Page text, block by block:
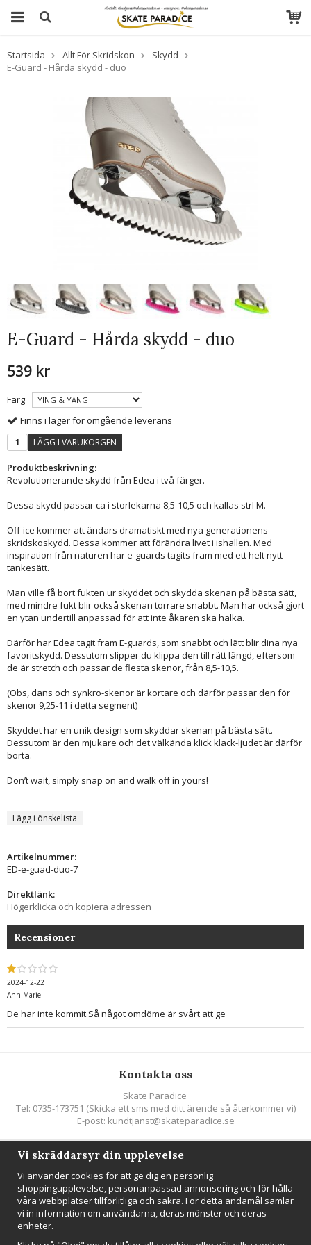
Startsida Allt För Skridskon
Skydd
E-Guard - Hårda skydd - duo
E-Guard - Hårda skydd - duo
539 kr
Färg
Finns i lager för omgående leverans
LÄGG I VARUKORGEN
Produktbeskrivning:
Revolutionerande skydd från Edea i två färger.
Dessa skydd passar ca i storlekarna 8,5-10,5 och kallas strl M.
Off-ice kommer att ändars dramatiskt med nya generationens
skridskoskydd. Dessa kommer att förändra livet i ishallen. Med
inspiration från naturen har e-guards tagits fram med ett helt nytt
tankesätt.
Man ville få bort fukten ur skyddet och skydda skenan på bästa sätt,
med mindre fukt blir också skenan torrare snabbt. Man har också gjort
en ytan undertill anpassad för att inte åkaren ska halka.
Därför har Edea tagit fram E-guards, som snabbt och lätt blir dina nya
favoritskydd. Dessutom slipper du klippa den till rätt längd, eftersom
de är stretch och passar de flesta skenor, från 8,5-10,5.
(Obs, dans och synkro-skenor är kortare och därför passar den för
skenor 9,25-11 i detta segment)
Skyddet har en unik design som skyddar skenan på bästa sätt.
Dessutom är den mjukare och det välkända klick klack-ljudet är därför
borta.
Don’t wait, simply snap on and walk off in yours!
Lägg i önskelista
Artikelnummer:
ED-e-guad-duo-7
Direktlänk:
Högerklicka och kopiera adressen
Recensioner
2024-12-22
Ann-Marie
De har inte kommit.Så något omdöme är svårt att ge
Kontakta oss
Skate Paradice
Tel: 0735-173751 (Skicka ett sms med ditt ärende så återkommer vi)
E-post: kundtjanst@skateparadice.se
Följ oss
Vi skräddarsyr din upplevelse
Vi använder cookies för att ge dig en personlig
shoppingupplevelse, personanpassad annonsering och för hålla
våra webbplatser tillförlitliga och säkra. För detta ändamål samlar
vi in information om användarna, deras mönster och deras
enheter.